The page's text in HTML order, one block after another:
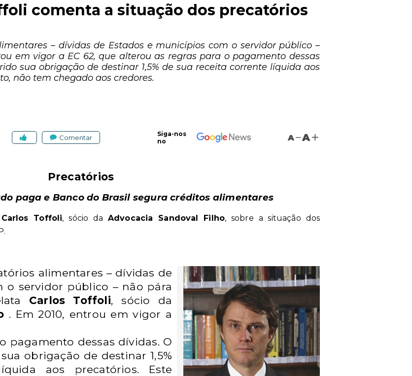
comenta a situação dos precatórios
– dívidas de Estados e municípios com o servidor público –
em vigor a EC 62, que alterou as regras para o pagamento dessas
sua obrigação de destinar 1,5% de sua receita corrente líquida aos
não tem chegado aos credores.
Comentar
Siga-nos
no
A A
Precatórios
paga e Banco do Brasil segura créditos alimentares
Carlos Toffoli, sócio daAdvocacia Sandoval Filho, sobre a situação dos
alimentares – dívidas de
o servidor público – não pára
Carlos Toffoli, sócio da
. Em 2010, entrou em vigor a
pagamento dessas dívidas. O
obrigação de destinar 1,5%
aos precatórios. Este